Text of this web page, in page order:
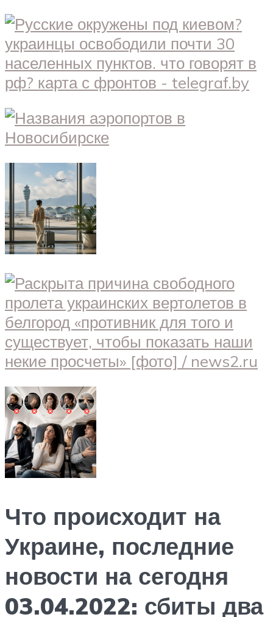
Что происходит на
Украине, последние
новости на сегодня
03.04.2022: сбиты два